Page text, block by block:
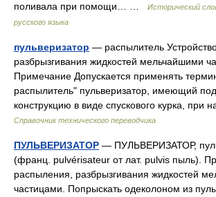
поливала при помощи… …
Исторический
русского языка
пульверизатор — распылитель
разбрызгивания жидкостей мельчайшими
Примечание Допускается применять
распылитель" пульверизатор, имеющий
конструкцию в виде спускового курка,
Справочник технического переводчика
ПУЛЬВЕРИЗАТОР — ПУЛЬВЕРИЗАТОР,
(франц. pulvérisateur от лат. pulvis пыль).
распыления, разбрызгивания жидкостей
частицами. Попрыскать одеколоном из